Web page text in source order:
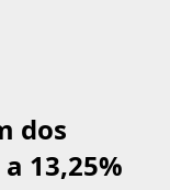
dos
13,25%